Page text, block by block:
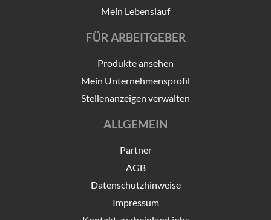
Mein Lebenslauf
FÜR ARBEITGEBER
Produkte ansehen
Mein Unternehmensprofil
Stellenanzeigen verwalten
ALLGEMEIN
Partner
AGB
Datenschutzhinweise
Impressum